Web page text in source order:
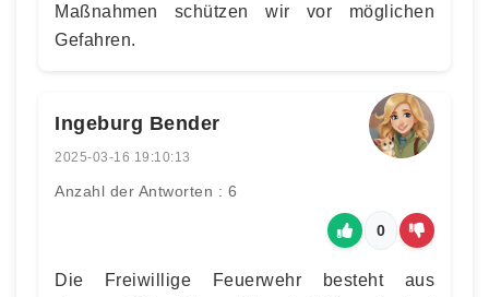
Maßnahmen schützen wir vor möglichen
Gefahren.
Ingeburg Bender
2025-03-16 19:10:13
Anzahl der Antworten : 6
0
Die Freiwillige Feuerwehr besteht aus